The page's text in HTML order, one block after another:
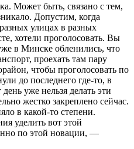
Может быть, связано с тем,
Допустим, когда
улицах в разных
хотели проголосовать. Вы
в Минске обленились, что
проехать там пару
чтобы проголосовать по
до последнего где-то, в
уже нельзя делать эти
жестко закреплено сейчас.
в какой-то степени.
уделить вот этой
по этой новации, —